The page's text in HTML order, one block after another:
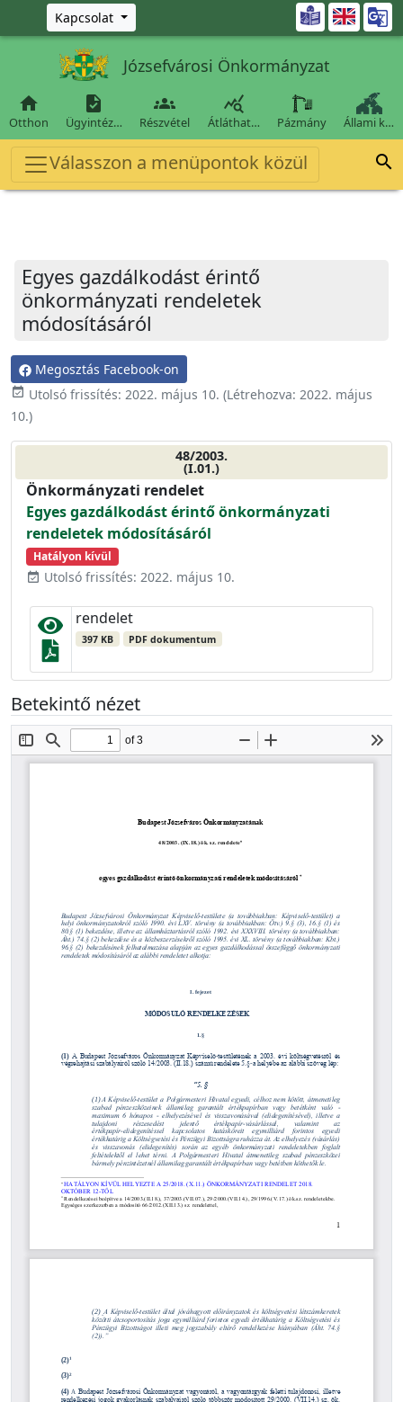
Ugrás a fő tartalomra
Kapcsolat 
Józsefvárosi Önkormányzat

Otthon

Ügyintéz…

Részvétel

Átláthat… Pázmány Állami k…
Válasszon a menüpontok közül 
Egyes gazdálkodást érintő
önkormányzati rendeletek
módosításáról
Megosztás Facebook-on
event_available Utolsó frissítés: 2022. május 10. (Létrehozva: 2022. május
10.)
48/2003.
(I.01.)
Önkormányzati rendelet
Egyes gazdálkodást érintő önkormányzati
rendeletek módosításáról
Hatályon kívül
event_available Utolsó frissítés: 2022. május 10.
rendelet
397 KB PDF dokumentum
Betekintő nézet